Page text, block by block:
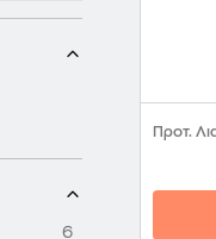
6
Προτ.